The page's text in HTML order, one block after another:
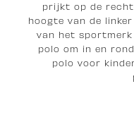
prijkt op de
hoogte van de
van het
polo om in en
polo voor